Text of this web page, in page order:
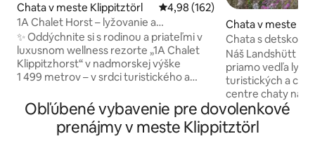
Chata v meste Klippitztörl Priemerné ohodnotenie 4,98 z
4,98 (162)
1A Chalet Horst – lyžovanie a
panoramatická sauna
✨ Oddýchnite si s rodinou a priateľmi v
luxusnom wellness rezorte „1A Chalet
Klippitzhorst“ v nadmorskej výške
1 499 metrov – v srdci turistického a
Vrcholom je presklená panoramatická
sauna s nádherným výhľadom. ☀️ V lete
vás početné turistické chodníky hneď za
Chata v meste
Chata s detskou
barom, saunou
Náš Landshütt sa
priamo vedľa
turistických a
centre chaty na
poschodiach sú 3
kúpeľňami a
obývacím/
Obľúbené vybavenie pre dovolenkové
prenájmy v meste Klippitztörl